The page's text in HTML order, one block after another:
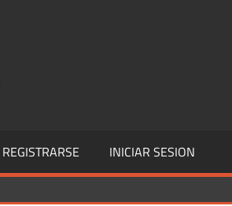
REGISTRARSE INICIAR SESION